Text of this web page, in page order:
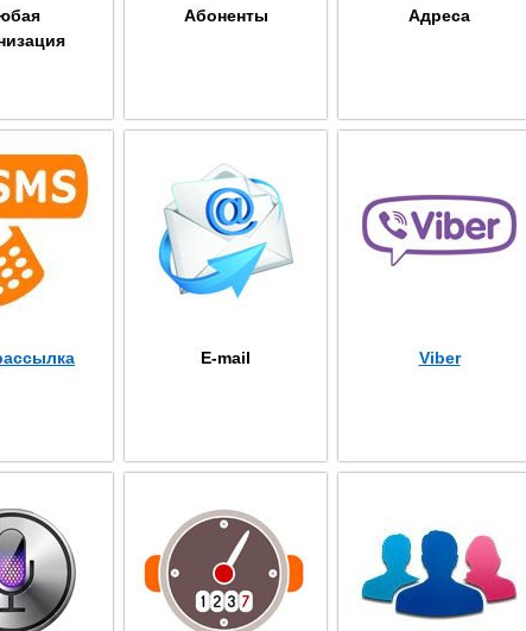
Абоненты Адреса
E-mail Viber